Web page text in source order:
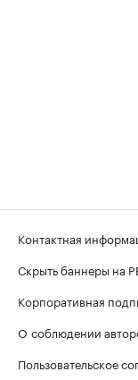
Контактная
Скрыть баннеры на
Корпоративная
О соблюдении
Пользовательское